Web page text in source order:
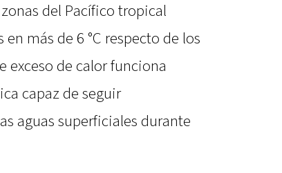
del Pacífico tropical
más de 6 °C respecto de los
exceso de calor funciona
capaz de seguir
aguas superficiales durante